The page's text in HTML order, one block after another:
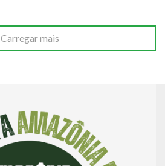
Carregar mais